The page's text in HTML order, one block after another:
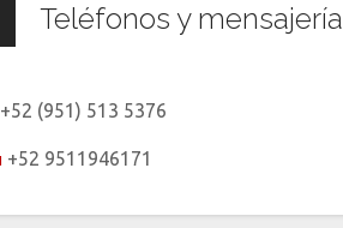
Teléfonos y mensajería
+52 (951) 513 5376
+52 9511946171